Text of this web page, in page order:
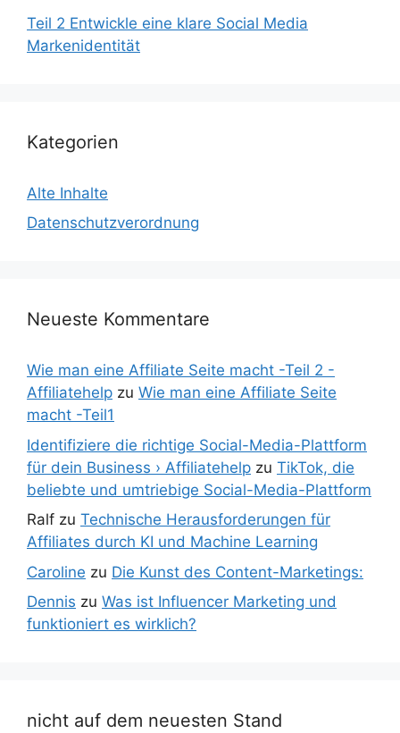
Teil 2 Entwickle eine klare Social Media
Markenidentität
Kategorien
Alte Inhalte
Datenschutzverordnung
Neueste Kommentare
Wie man eine Affiliate Seite macht -Teil 2 -
Affiliatehelp zu Wie man eine Affiliate Seite
macht -Teil1
Identifiziere die richtige Social-Media-Plattform
für dein Business › Affiliatehelp zu TikTok, die
beliebte und umtriebige Social-Media-Plattform
Ralf zu Technische Herausforderungen für
Affiliates durch KI und Machine Learning
Caroline zu Die Kunst des Content-Marketings:
Dennis zu Was ist Influencer Marketing und
funktioniert es wirklich?
nicht auf dem neuesten Stand